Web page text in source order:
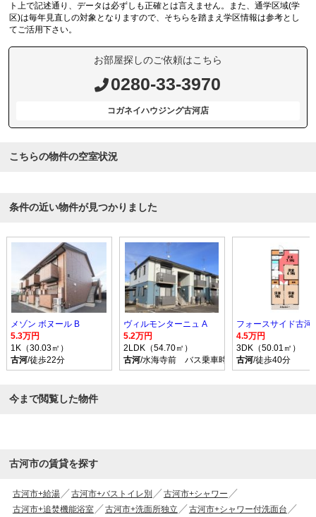
ト上で記述通り、データは必ずしも正確とは言えません。また、通学区域(学
区)は毎年見直しの対象となりますので、そちらを踏まえ学区情報は参考とし
てご活用下さい。
お部屋探しのご依頼はこちら
0280-33-3970
コガネイハウジング古河店
こちらの物件の空室状況
条件の近い物件が見つかりました
メゾン ボヌール B
5.3万円
1K（30.03㎡）
古河/徒歩22分
ヴィルモンターニュ A
5.2万円
2LDK（54.70㎡）
古河/水海寺前 バス乗車時間23分 停歩8分
フォースサイド古河
4.5万円
3DK（50.01㎡）
古河/徒歩40分
今まで閲覧した物件
古河市の賃貸を探す
古河市+給湯 古河市+バストイレ別
古河市+シャワー
古河市+追焚機能浴室
古河市+洗面所独立
古河市+シャワー付洗面台